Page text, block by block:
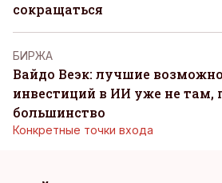
сокращаться
БИРЖА
Вайдо Веэк: лучшие
инвестиций в ИИ уже не там,
большинство
Конкретные точки входа